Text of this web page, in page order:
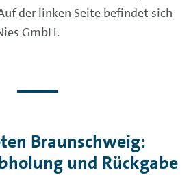
der linken Seite befindet sich
GmbH.
Braunschweig:
und Rückgabe